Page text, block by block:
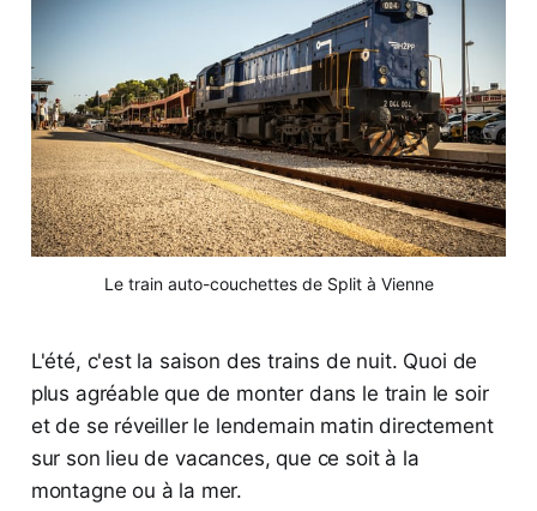
Le train auto-couchettes de Split à Vienne
L'été, c'est la saison des trains de nuit. Quoi de
plus agréable que de monter dans le train le soir
et de se réveiller le lendemain matin directement
sur son lieu de vacances, que ce soit à la
montagne ou à la mer.